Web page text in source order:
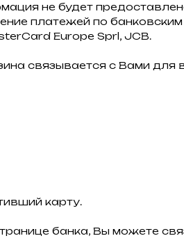
не будет
платежей по
Europe Sprl, JCB.
связывается с Вами
карту.
банка, Вы можете